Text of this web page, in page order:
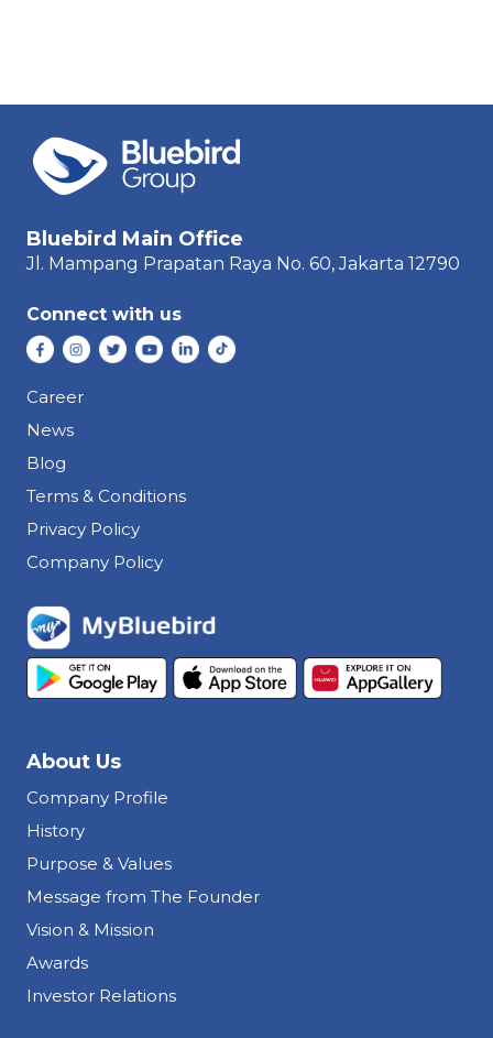
Bluebird Main Office
Jl. Mampang Prapatan Raya No. 60,Jakarta 12790
Connect with us
Career
News
Blog
Terms & Conditions
Privacy Policy
Company Policy
About Us
Company Profile
History
Purpose & Values
Message from The Founder
Vision & Mission
Awards
Investor Relations